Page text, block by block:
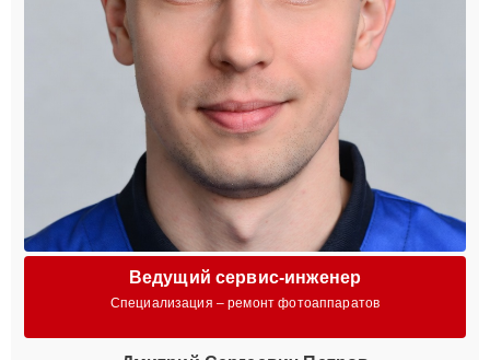
Ведущий сервис-инженер
Специализация – ремонт фотоаппаратов